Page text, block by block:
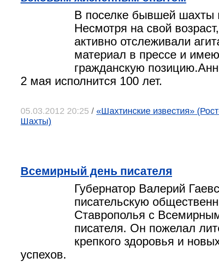
В поселке бывшей шахты
Несмотря на свой
активно отслеживали
материал в прессе и
гражданскую
2 мая исполнится 100 лет.
05.03.2012 20:25 / «Шахтинские известия»
Шахты)
Всемирный день писателя
Губернатор Валерий
писательскую
Ставрополья с
писателя. Он пожелал
крепкого здоровья и
успехов.